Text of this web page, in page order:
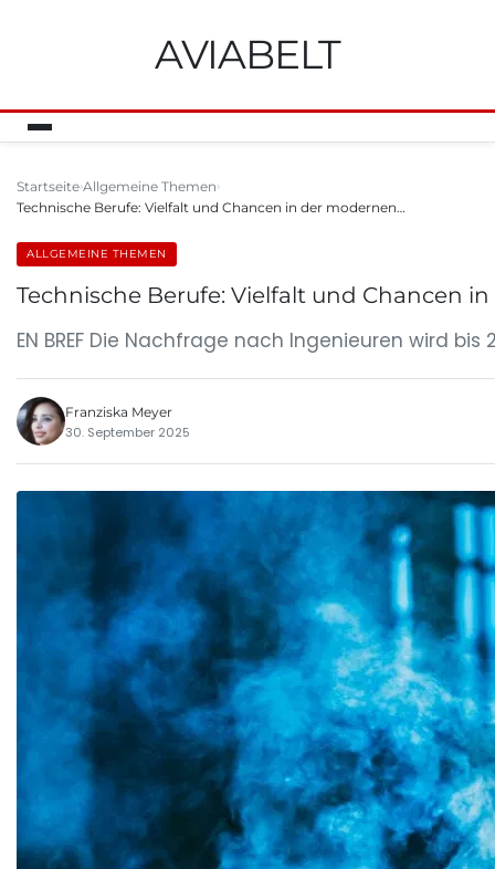
AVIABELT
Startseite Allgemeine Themen
Technische Berufe: Vielfalt und Chancen in der modernen…
ALLGEMEINE THEMEN
Technische Berufe: Vielfalt und Chancen
EN BREF Die Nachfrage nach Ingenieuren wird
Franziska Meyer
30. September 2025